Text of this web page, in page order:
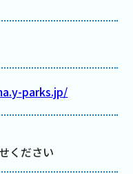
parks.jp/
ください